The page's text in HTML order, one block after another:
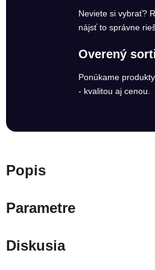
Neviete si vybrať?
nájsť to správne
Overený
Ponúkame
- kvalitou aj cenou.
Popis
Parametre
Diskusia